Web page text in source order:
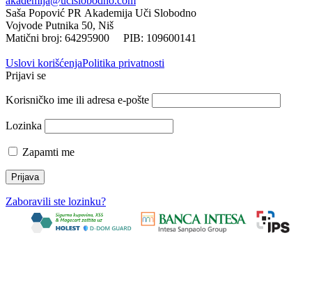
Saša Popović PR Akademija Uči Slobodno
Vojvode Putnika 50, Niš
Matični broj: 64295900 PIB: 109600141
Uslovi korišćenjaPolitika privatnosti
Prijavi se
Korisničko ime ili adresa e-pošte
Lozinka
Zapamti me
Zaboravili ste lozinku?